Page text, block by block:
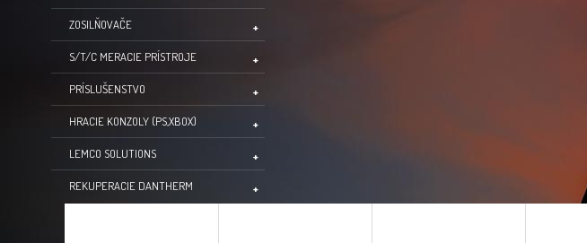
ZOSILŇOVAČE
S/T/C MERACIE PRÍSTROJE
PRÍSLUŠENSTVO
HRACIE KONZOLY (PS,XBOX)
LEMCO SOLUTIONS
REKUPERACIE DANTHERM